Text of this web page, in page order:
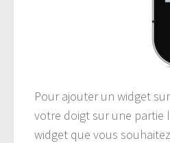
Pour ajouter un widget
votre doigt sur une partie
widget que vous